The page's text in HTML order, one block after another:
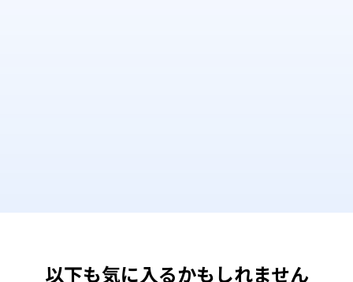
以下も気に入るかもしれません